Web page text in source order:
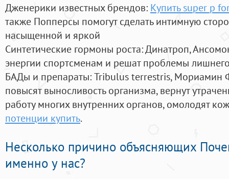
Дженерики известных брендов: Купить super p
также Попперсы помогут сделать интимную
насыщенной и яркой
Синтетические гормоны роста: Динатроп,
энергии спортсменам и решат проблемы
БАДы и препараты:Tribulus terrestris, Мориамин
повысят выносливость организма, вернут
работу многих внутренних органов, омолодят
потенции купить.
Несколько причино объясняющих
именно у нас?